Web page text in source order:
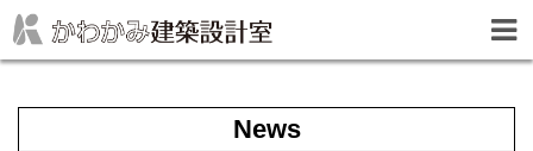
News